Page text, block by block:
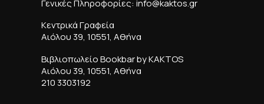
Γενικές Πληροφορίες: info@kaktos.gr
Κεντρικά Γραφεία
Αιόλου 39, 10551, Αθήνα
Βιβλιοπωλείο Bookbar by KAKTOS
Αιόλου 39, 10551, Αθήνα
210 3303192